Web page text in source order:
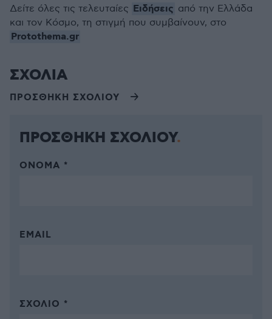
Δείτε όλες τις τελευταίες Ειδήσεις από την Ελλάδα
και τον Κόσμο, τη στιγμή που συμβαίνουν, στο
Protothema.gr
ΣΧΟΛΙΑ
ΠΡΟΣΘΗΚΗ ΣΧΟΛΙΟΥ
ΠΡΟΣΘΗΚΗ ΣΧΟΛΙΟΥ
ΌΝΟΜΑ *
EMAIL
ΣΧΌΛΙΟ *